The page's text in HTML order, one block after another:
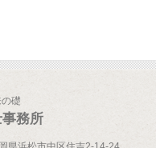
礎
務所